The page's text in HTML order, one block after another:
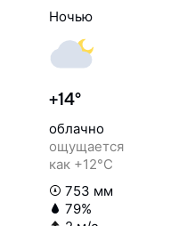
Ночью
+14°
облачно
ощущается
как +12°C
753 мм
79%